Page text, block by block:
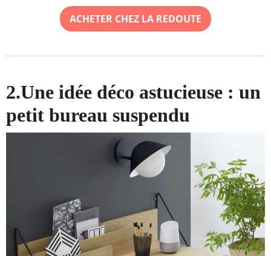
ACHETER CHEZ LA REDOUTE
2.Une idée déco astucieuse : un
petit bureau suspendu